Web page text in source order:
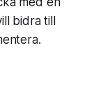
bidra till